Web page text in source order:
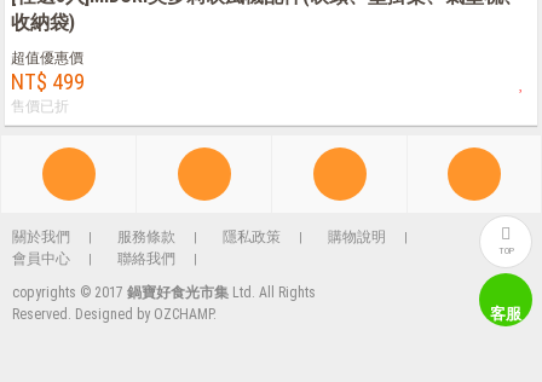
收納袋)
超值優惠價
NT$ 499
售價已折
關於我們 服務條款 隱私政策
購物說明
會員中心
聯絡我們
copyrights © 2017 鍋寶好食光市集 Ltd. All Rights
Reserved. Designed by OZCHAMP.
TOP
客服